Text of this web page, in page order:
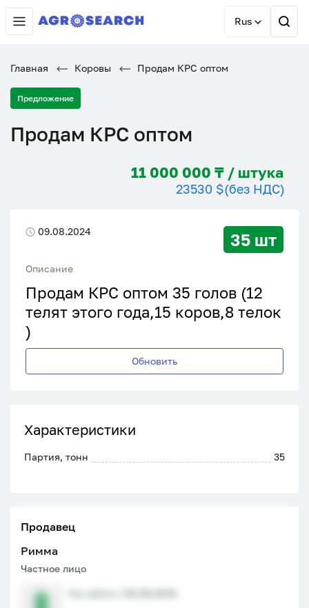
Rus
Главная Коровы Продам КРС оптом
Предложение
Продам КРС оптом
11 000 000 ₸ / штука
23530 $(без НДС)
09.08.2024 35 шт
Описание
Продам КРС оптом 35 голов (12
телят этого года,15 коров,8 телок
)
Обновить
Характеристики
Партия, тонн 35
Продавец
Римма
Частное лицо